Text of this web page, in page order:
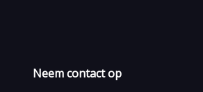
Neem contact op